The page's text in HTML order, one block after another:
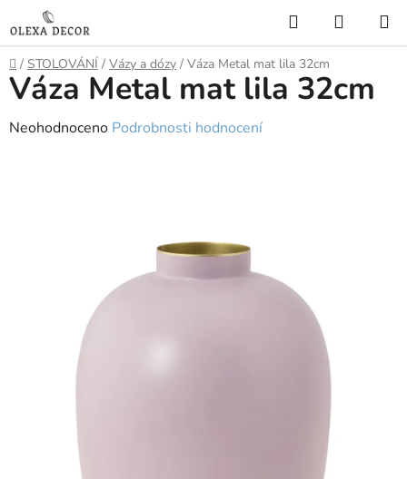
na
obsah
Hledat
KOŠÍK
Domů
/ STOLOVÁNÍ / Vázy a dózy / Váza Metal mat lila 32cm
Váza Metal mat lila 32cm
Průměrné
Neohodnoceno Podrobnosti hodnocení